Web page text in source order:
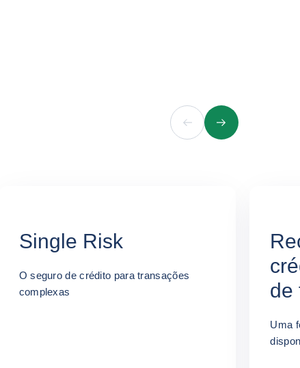
Single Risk
O seguro de crédito para transações
complexas
de
Uma
AnteriorPróximo